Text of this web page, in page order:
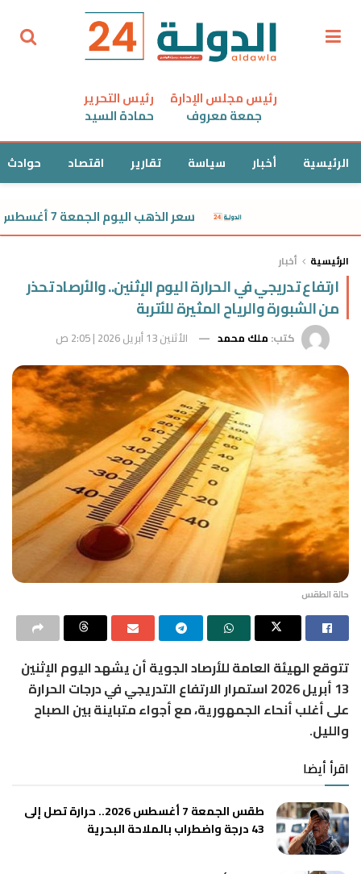
رئيس مجلس الإدارة
جمعة معروف
رئيس التحرير
حمادة السيد
الرئيسية أخبار سياسة تقارير اقتصاد حوادث
سعر الذهب اليوم الجمعة 7 أغسطس 2026 في مصر.. عيار 21 يقترب من 6000 جنيه
الرئيسية أخبار
ارتفاع تدريجي في الحرارة اليوم الإثنين.. والأرصاد تحذر
من الشبورة والرياح المثيرة للأتربة
كتب: ملك محمد الأثنين 13 أبريل 2026 | 2:05 ص
حالة الطقس
تتوقع الهيئة العامة للأرصاد الجوية أن يشهد اليوم الإثنين
13 أبريل 2026 استمرار الارتفاع التدريجي في درجات الحرارة
على أغلب أنحاء الجمهورية، مع أجواء متباينة بين الصباح
والليل.
اقرأ أيضا
طقس الجمعة 7 أغسطس 2026.. حرارة تصل إلى
43 درجة واضطراب بالملاحة البحرية